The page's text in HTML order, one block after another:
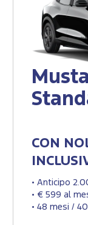
CON
• Anticipo
• € 599 al
• 48 mesi /